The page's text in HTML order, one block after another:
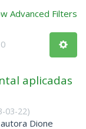
Advanced Filters
aplicadas
03-22)
Dione